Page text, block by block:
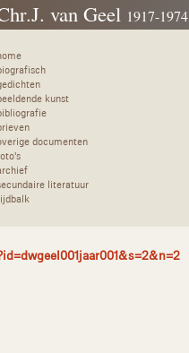
van Geel 1917-1974
kunst
documenten
literatuur